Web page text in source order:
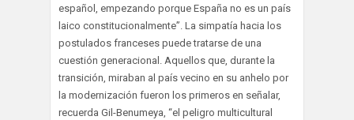
español, empezando porque España no es un país
laico constitucionalmente”. La simpatía hacia los
postulados franceses puede tratarse de una
cuestión generacional. Aquellos que, durante la
transición, miraban al país vecino en su anhelo por
la modernización fueron los primeros en señalar,
recuerda Gil-Benumeya, “el peligro multicultural